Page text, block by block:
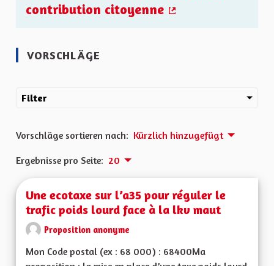
contribution citoyenne
VORSCHLÄGE
Filter
Vorschläge sortieren nach: Kürzlich hinzugefügt
Ergebnisse pro Seite: 20
Une ecotaxe sur l’a35 pour réguler le
trafic poids lourd face à la lkv maut
Proposition anonyme
Mon Code postal (ex : 68 000) : 68400Ma